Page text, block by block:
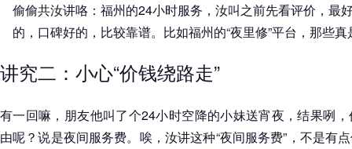
偷偷共汝讲咯：福州的24小时服务，汝叫之前先看评价，最
的，口碑好的，比较靠谱。比如福州的“夜里修”平台，那些
讲究二：小心“价钱绕路走”
有一回嘛，朋友他叫了个24小时空降的小妹送宵夜，结果咧
由呢？说是夜间服务费。唉，汝讲这种“夜间服务费”，不是有